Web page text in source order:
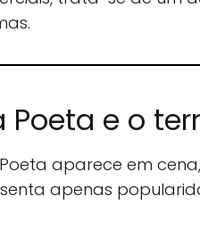
Poeta e o
aparece em
apenas